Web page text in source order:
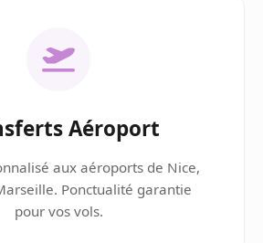
Aéroport
aux aéroports de Nice,
Ponctualité garantie
pour vos vols.